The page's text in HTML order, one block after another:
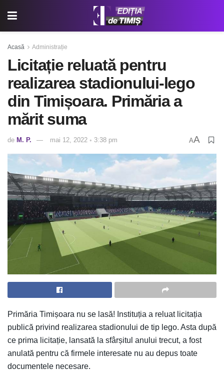
Acasă Administrație
Licitație reluată pentru
realizarea stadionului-lego
din Timișoara. Primăria a
mărit suma
de M. P. mai 12, 2022 ◦ 3:38 pm AA
Primăria Timișoara nu se lasă! Instituția a reluat licitația
publică privind realizarea stadionului de tip lego. Asta după
ce prima licitație, lansată la sfârșitul anului trecut, a fost
anulată pentru că firmele interesate nu au depus toate
documentele necesare.